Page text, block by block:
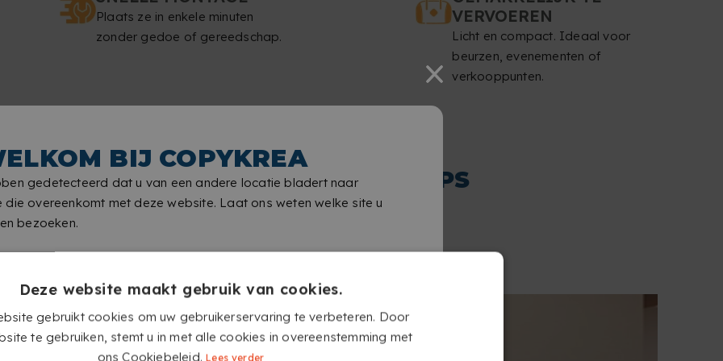
BIJ COPYKREA
gedetecteerd dat u van een andere locatie bladert naar
die overeenkomt met deze website. Laat ons weten welke site u
bezoeken.
Plaats ze in enkele minuten
zonder gedoe of gereedschap.
VERVOEREN
Licht en compact. Ideaal voor
beurzen, evenementen of
verkooppunten.
PREMIUM ROLL-UPS
Deze website maakt gebruik van cookies.
gebruikt cookies om uw gebruikerservaring te verbeteren. Door
te gebruiken, stemt u in met alle cookies in overeenstemming met
ons Cookiebeleid.Lees verder